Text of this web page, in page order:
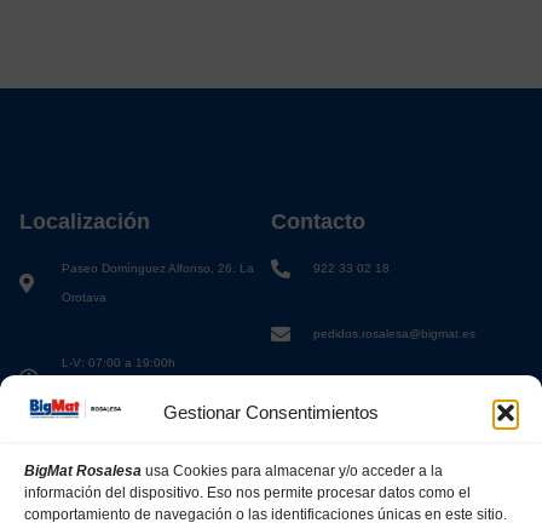
Gestionar Consentimientos
BigMat Rosalesa usa Cookies para almacenar y/o acceder a la
información del dispositivo. Eso nos permite procesar datos como el
comportamiento de navegación o las identificaciones únicas en este sitio.
Localización
Paseo Domínguez Alfonso, 26. La
Orotava
L-V: 07:00 a 19:00h
Contacto
922 33 02 18
pedidos.rosalesa@bigmat.es